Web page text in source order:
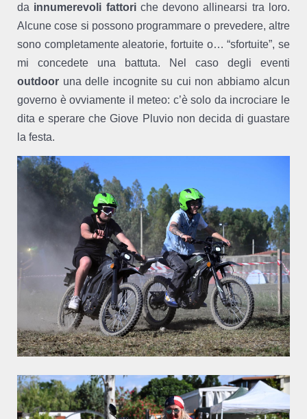
da innumerevoli fattoriche devono allinearsi tra loro.
Alcune cose si possono programmare o prevedere, altre
sono completamente aleatorie, fortuite o… “sfortuite”, se
mi concedete una battuta. Nel caso degli eventi
outdoor una delle incognite su cui non abbiamo alcun
governo è ovviamente il meteo: c’è solo da incrociare le
dita e sperare che Giove Pluvio non decida di guastare
la festa.